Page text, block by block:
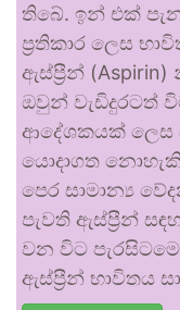
තිබේ. ඉන් එක්
ප්‍රතිකාර ලෙස
ඇස්ප්‍රීන්
ඔවුන් වැඩිදුරටත්
ආදේශකයක් ලෙස
යොදාගත
පෙර සාමාන්‍ය
පැවති ඇස්ප්‍රීන්
වන විට
ඇස්ප්‍රීන් භාවිතය